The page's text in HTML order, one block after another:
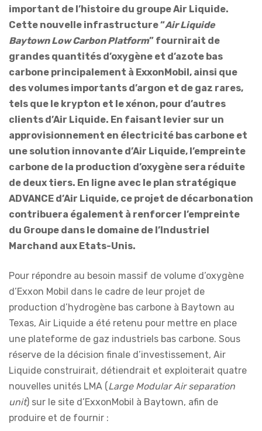
important de l’histoire du groupe Air Liquide.
Cette nouvelle infrastructure “Air Liquide
Baytown Low Carbon Platform” fournirait de
grandes quantités d’oxygène et d’azote bas
carbone principalement à ExxonMobil, ainsi que
des volumes importants d’argon et de gaz rares,
tels que le krypton et le xénon, pour d’autres
clients d’Air Liquide. En faisant levier sur un
approvisionnement en électricité bas carbone et
une solution innovante d’Air Liquide, l’empreinte
carbone de la production d’oxygène sera réduite
de deux tiers. En ligne avec le plan stratégique
ADVANCE d’Air Liquide, ce projet de décarbonation
contribuera également à renforcer l’empreinte
du Groupe dans le domaine de l’Industriel
Marchand aux Etats-Unis.
Pour répondre au besoin massif de volume d’oxygène
d’Exxon Mobil dans le cadre de leur projet de
production d’hydrogène bas carbone à Baytown au
Texas, Air Liquide a été retenu pour mettre en place
une plateforme de gaz industriels bas carbone. Sous
réserve de la décision finale d’investissement, Air
Liquide construirait, détiendrait et exploiterait quatre
nouvelles unités LMA (Large Modular Air separation
unit) sur le site d’ExxonMobil à Baytown, afin de
produire et de fournir :